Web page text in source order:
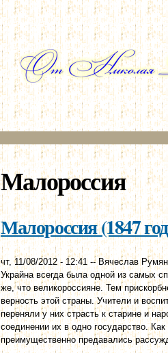
Перейти к
основному
содержанию
Малороссия
Малороссия (1847
чт, 11/08/2012 - 12:41 --Вячеслав
Украйна всегда была одной из самых
же, что великороссияне. Тем
верность этой страны. Учители и
переняли у них страсть к старине и
соединении их в одно государство.
преимущественно предавались